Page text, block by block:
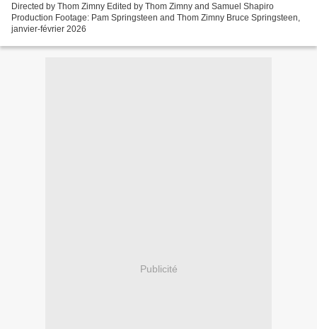
Directed by Thom Zimny Edited by Thom Zimny and Samuel Shapiro
Production Footage: Pam Springsteen and Thom Zimny Bruce Springsteen,
janvier-février 2026
Publicité